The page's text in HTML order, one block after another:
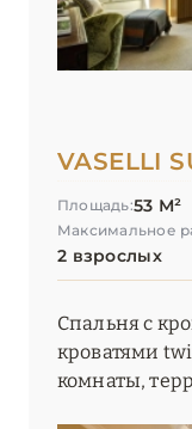
VASELLI
Площадь:53 М²
Максимальное
2 взрослых
Спальня с
кроватями
комнаты,